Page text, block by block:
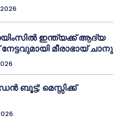
ഇന്ത്യക്ക് ആദ്യ
മീരാഭായ് ചാനു
ബൂട്ട്; മെസ്സിക്ക്